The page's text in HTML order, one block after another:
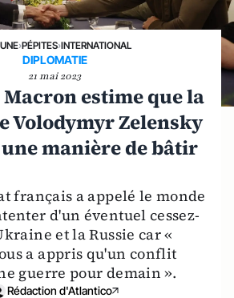
›PÉPITES›INTERNATIONAL
DIPLOMATIE
21 mai 2023
estime que la
Volodymyr Zelensky
une manière de bâtir
français a appelé le monde
d'un éventuel cessez-
et la Russie car «
a appris qu'un conflit
guerre pour demain ».
Rédaction d'Atlantico